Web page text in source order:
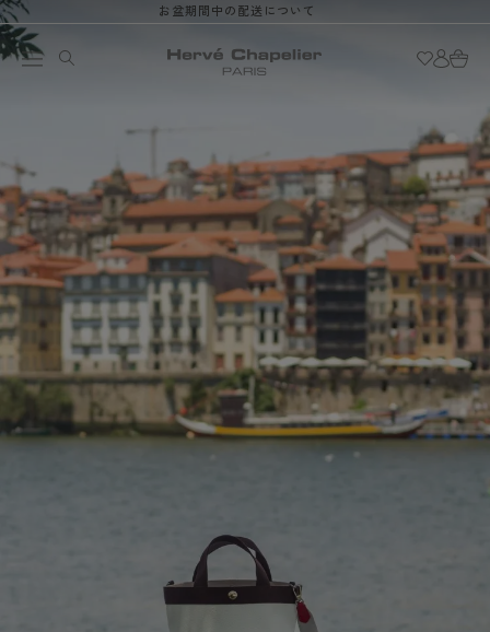
コンテン
ツに進む
お盆期間中の配送について
イ
カ
ー